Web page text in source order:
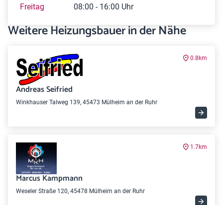
Freitag
08:00 - 16:00 Uhr
Weitere Heizungsbauer in der Nähe
0.8km
Andreas Seifried
Winkhauser Talweg 139, 45473 Mülheim an der Ruhr
1.7km
Marcus Kampmann
Weseler Straße 120, 45478 Mülheim an der Ruhr